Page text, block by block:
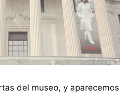
del museo, y aparecemos